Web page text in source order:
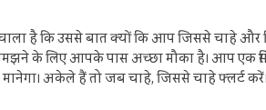
है कि उससे बात क्‍यों कि आप जिससे चाहे और
समझने के लिए आपके पास अच्छा मौका है। आप एक
अकेले हैं तो जब चाहे, जिससे चाहे फ्लर्ट करें।